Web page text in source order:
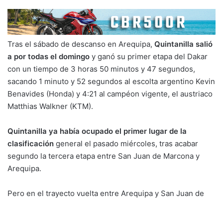
Tras el sábado de descanso en Arequipa, Quintanilla salió
a por todas el domingo y ganó su primer etapa del Dakar
con un tiempo de 3 horas 50 minutos y 47 segundos,
sacando 1 minuto y 52 segundos al escolta argentino Kevin
Benavides (Honda) y 4:21 al campéon vigente, el austriaco
Matthias Walkner (KTM).
Quintanilla ya había ocupado el primer lugar de la
clasificación general el pasado miércoles, tras acabar
segundo la tercera etapa entre San Juan de Marcona y
Arequipa.
Pero en el trayecto vuelta entre Arequipa y San Juan de